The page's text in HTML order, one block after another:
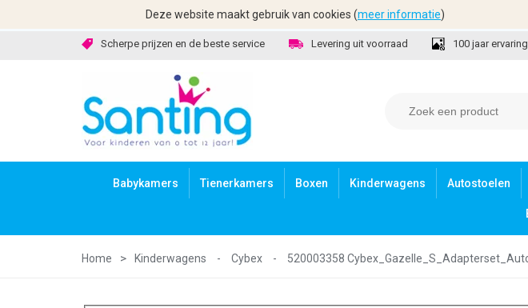
Scherpe prijzen en de beste service Levering uit voorraad 100 jaar ervaring
Babykamers Tienerkamers Boxen Kinderwagens Autostoelen
Home Kinderwagens - Cybex - 520003358
Deze website maakt gebruik van cookies (meer informatie)